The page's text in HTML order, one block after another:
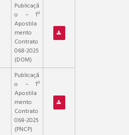
Publicaçã
o – 1º
Apostila
mento
Contrato
068-2025
(DOM)
Publicaçã
o – 1º
Apostila
mento
Contrato
068-2025
(PNCP)